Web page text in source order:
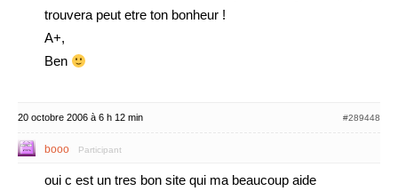
trouvera peut etre ton bonheur !
A+,
Ben
20 octobre 2006 à 6 h 12 min #289448
booo Participant
oui c est un tres bon site qui ma beaucoup aide